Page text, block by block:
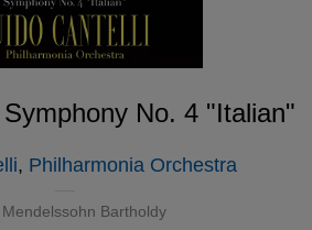
No. 4 "Italian"
, Philharmonia Orchestra
Bartholdy